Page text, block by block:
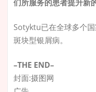
们所服务的患者提升新
Sotyktu已在全球多个
斑块型银屑病。
–THE END–
封面:摄图网